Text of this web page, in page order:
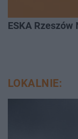
ESKA Rzeszów
LOKALNIE: